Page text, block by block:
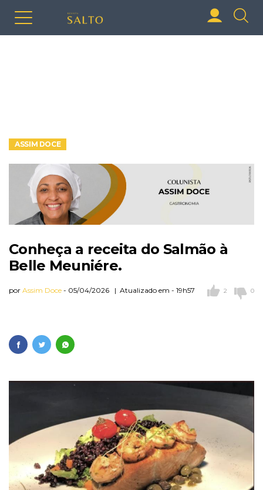
ASSIM DOCE
Conheça a receita do Salmão à
Belle Meuniére.
por Assim Doce 05/04/2026 | Atualizado em - 19h57 2 0